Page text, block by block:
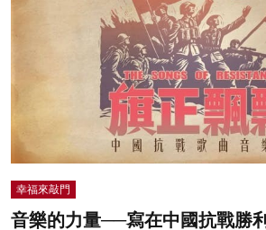
幸福來敲門
音樂的力量──寫在中國抗戰勝